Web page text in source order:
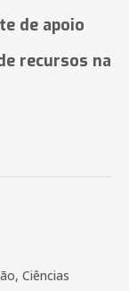
de apoio
recursos na
Ciências